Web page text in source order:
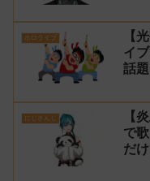
ホロライブ
【
イ
話
にじさんじ
【
で
だ